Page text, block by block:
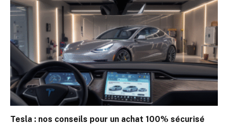
Tesla : nos conseils pour un achat 100% sécurisé